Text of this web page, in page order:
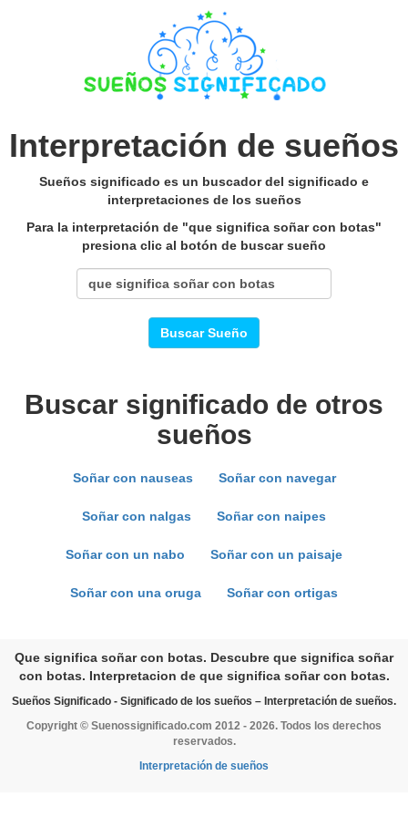
Interpretación de sueños
Sueños significado es un buscador del significado e
interpretaciones de los sueños
Para la interpretación de "que significa soñar con botas"
presiona clic al botón de buscar sueño
Buscar Sueño
Buscar significado de otros
sueños
Soñar con nauseas Soñar con navegar
Soñar con nalgas Soñar con naipes
Soñar con un nabo Soñar con un paisaje
Soñar con una oruga Soñar con ortigas
Que significa soñar con botas. Descubre que significa soñar
con botas. Interpretacion de que significa soñar con botas.
Sueños Significado - Significado de los sueños – Interpretación de sueños.
Copyright © Suenossignificado.com 2012 - 2026. Todos los derechos
reservados.
Interpretación de sueños